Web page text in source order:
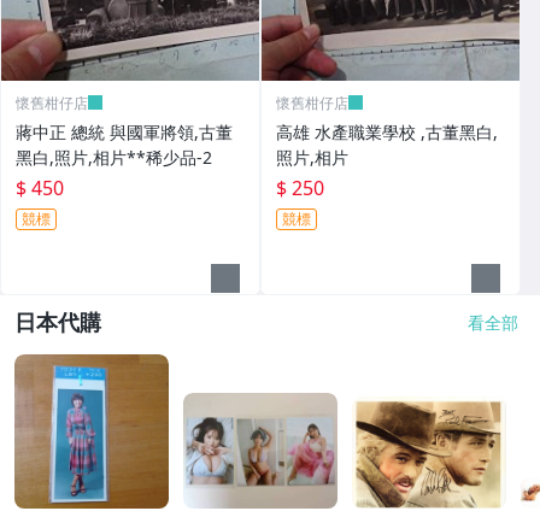
懷舊柑仔店
蔣中正 總統 與國軍將領,古董
黑白,照片,相片**稀少品-2
$ 450
競標
懷舊柑仔店
高雄 水產職業學校 ,古董黑白,
照片,相片
$ 250
競標
日本代購 看全部